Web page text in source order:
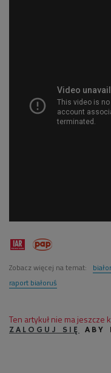
Zobacz więcej na temat:
raport białoruś
Ten artykuł nie ma
ZALOGUJ SIĘ ABY